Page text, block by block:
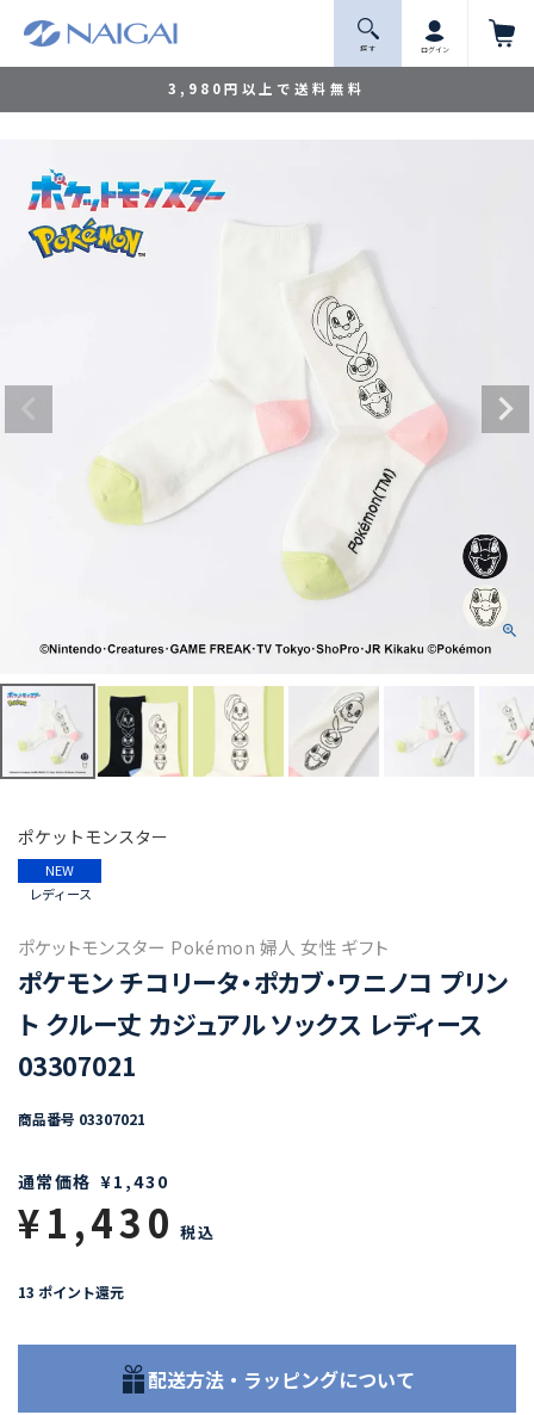
3,980円以上で送料無料
探 す ログイン
ポケットモンスター
NEW
レディース
ポケットモンスター Pokémon 婦人 女性 ギフト
ポケモン チコリータ・ポカブ・ワニノコ プリン
ト クルー丈 カジュアル ソックス レディース
03307021
商品番号 03307021
通常価格 ¥1,430
¥1,430 税込
13 ポイント還元
配送方法・ラッピングについて